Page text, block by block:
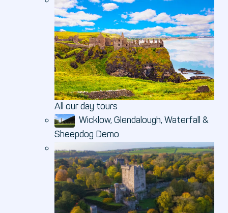
All our day tours
Wicklow, Glendalough, Waterfall &
Sheepdog Demo